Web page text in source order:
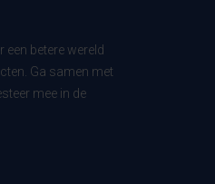
betere wereld
Ga samen met
mee in de